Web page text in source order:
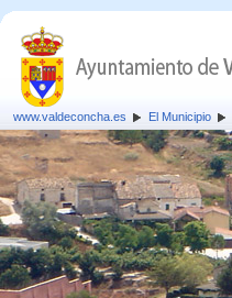
www.valdeconcha.es El Municipio